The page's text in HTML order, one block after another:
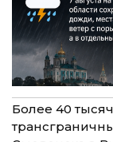
Более 40